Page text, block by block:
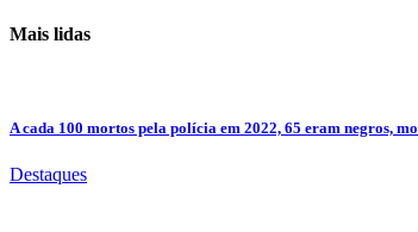
Mais lidas
A cada 100 mortos pela polícia em 2022, 65 eram negros,
Destaques